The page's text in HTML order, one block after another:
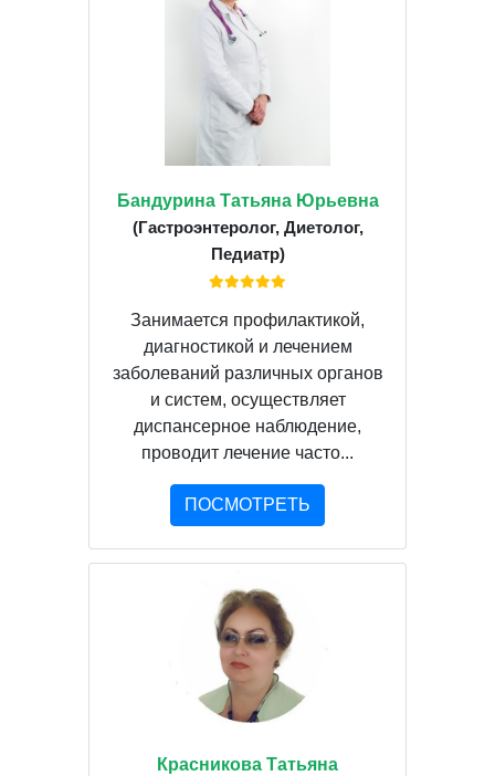
Бандурина Татьяна Юрьевна
(Гастроэнтеролог, Диетолог,
Педиатр)
Занимается профилактикой,
диагностикой и лечением
заболеваний различных органов
и систем, осуществляет
диспансерное наблюдение,
проводит лечение часто...
ПОСМОТРЕТЬ
Красникова Татьяна